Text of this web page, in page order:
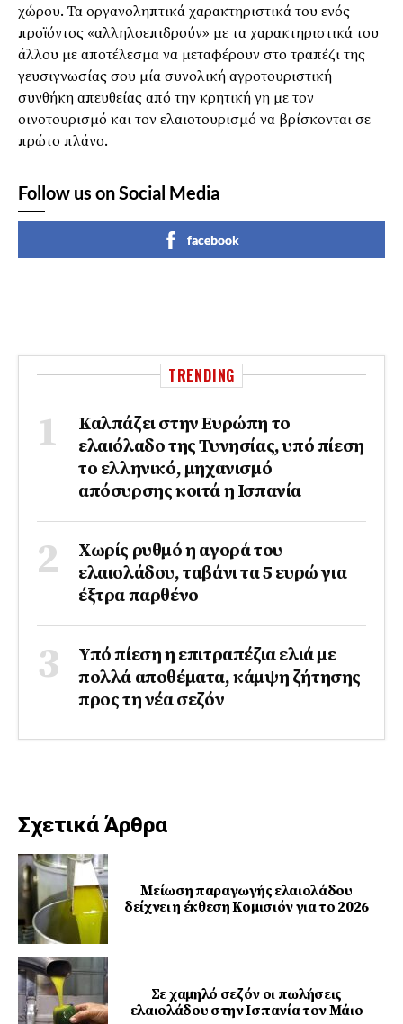
χώρου. Τα οργανοληπτικά χαρακτηριστικά του ενός
προϊόντος «αλληλοεπιδρούν» με τα χαρακτηριστικά του
άλλου με αποτέλεσμα να μεταφέρουν στο τραπέζι της
γευσιγνωσίας σου μία συνολική αγροτουριστική
συνθήκη απευθείας από την κρητική γη με τον
οινοτουρισμό και τον ελαιοτουρισμό να βρίσκονται σε
πρώτο πλάνο.
Follow us on Social Media
facebook
TRENDING
Καλπάζει στην Ευρώπη το
ελαιόλαδο της Τυνησίας, υπό πίεση
το ελληνικό, μηχανισμό
απόσυρσης κοιτά η Ισπανία
Χωρίς ρυθμό η αγορά του
ελαιολάδου, ταβάνι τα 5 ευρώ για
έξτρα παρθένο
Υπό πίεση η επιτραπέζια ελιά με
πολλά αποθέματα, κάμψη ζήτησης
προς τη νέα σεζόν
Σχετικά Άρθρα
Μείωση παραγωγής ελαιολάδου
δείχνει η έκθεση Κομισιόν για το 2026
Σε χαμηλό σεζόν οι πωλήσεις
ελαιολάδου στην Ισπανία τον Μάιο